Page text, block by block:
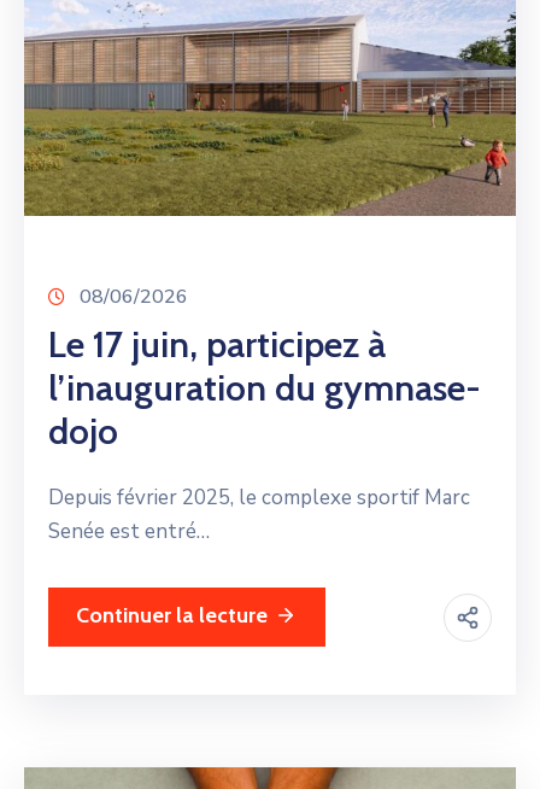
08/06/2026
Le 17 juin, participez à
l’inauguration du gymnase-
dojo
Depuis février 2025, le complexe sportif Marc
Senée est entré…
Continuer la lecture